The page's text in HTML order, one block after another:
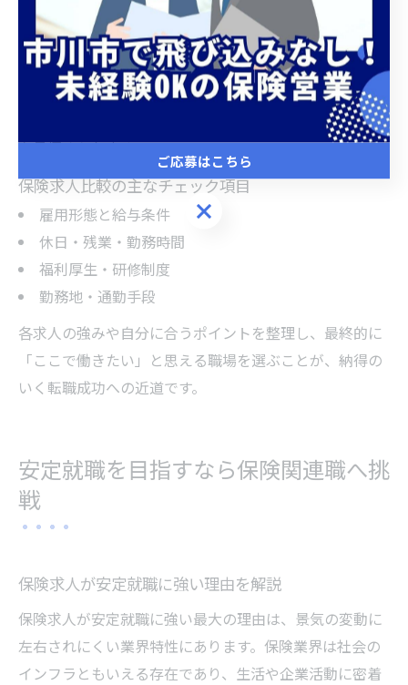
次に「勤務時間」「休日」「残業の有無」「勤務地まで
のアクセス」など、生活に直結する条件も重要です。さ
らに「研修制度」「キャリアアップの仕組み」「福利厚
生」を確認することで、長期的な安定性や成長の可能性
を見極められます。
保険求人比較の主なチェック項目
雇用形態と給与条件
休日・残業・勤務時間
福利厚生・研修制度
勤務地・通勤手段
各求人の強みや自分に合うポイントを整理し、最終的に
「ここで働きたい」と思える職場を選ぶことが、納得の
いく転職成功への近道です。
安定就職を目指すなら保険関連職へ挑
戦
保険求人が安定就職に強い理由を解説
保険求人が安定就職に強い最大の理由は、景気の変動に
左右されにくい業界特性にあります。保険業界は社会の
インフラともいえる存在であり、生活や企業活動に密着
ご応募はこちら
ご応募はこちら